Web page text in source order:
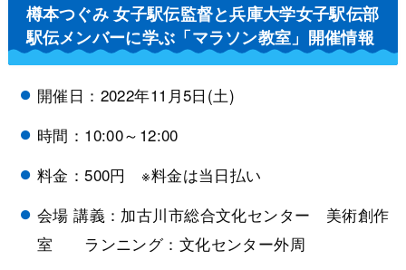
樽本つぐみ 女子駅伝監督と兵庫大学女子駅伝部
駅伝メンバーに学ぶ「マラソン教室」開催情報
開催日：2022年11月5日(土)
時間：10:00～12:00
料金：500円 ※料金は当日払い
会場 講義：加古川市総合文化センター 美術創作
室 ランニング：文化センター外周